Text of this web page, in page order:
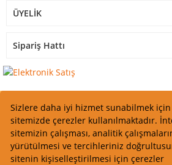
Sizlere daha iyi hizmet sunabilmek
sitemizde çerezler kullanılmaktadır.
sitemizin çalışması, analitik
yürütülmesi ve tercihleriniz
sitenin kişiselleştirilmesi için çerezler
ÜYELİK
Sipariş Hattı
Start Elektronik Sanayi ve Ticaret
Resimler Yazılar ve İçeriklerin Tüm hakları
Kredi kartı bilgileriniz 256bit SSL